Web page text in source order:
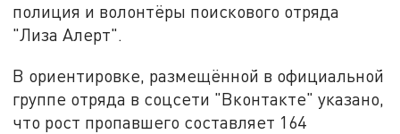
полиция и волонтёры поискового отряда
"Лиза Алерт".
В ориентировке, размещённой в официальной
группе отряда в соцсети "Вконтакте" указано,
что рост пропавшего составляет 164